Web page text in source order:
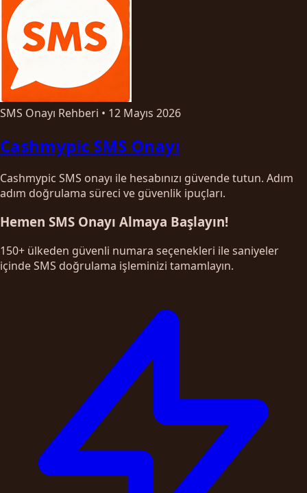
SMS Onayı Rehberi • 12 Mayıs 2026
Cashmypic SMS Onayı
Cashmypic SMS onayı ile hesabınızı güvende tutun. Adım
adım doğrulama süreci ve güvenlik ipuçları.
Hemen SMS Onayı Almaya Başlayın!
150+ ülkeden güvenli numara seçenekleri ile saniyeler
içinde SMS doğrulama işleminizi tamamlayın.